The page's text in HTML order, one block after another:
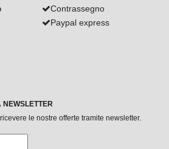
Contrassegno
Paypal express
NEWSLETTER
le nostre offerte tramite newsletter.